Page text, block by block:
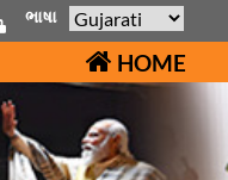
ભાષા
HOME